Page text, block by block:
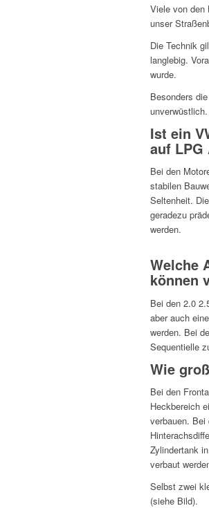
Viele von den
unser
Die Technik
langlebig.
wurde.
Besonders
unverwüstlich.
Ist ein
auf LPG
Bei den
stabilen
Seltenheit.
geradezu
werden.
Welche
können
Bei den 2.0
aber auch
werden. Bei
Sequentielle
Wie
Bei den
Heckbereich
verbauen.
Zylindertank
verbaut
Selbst zwei
(siehe Bild).